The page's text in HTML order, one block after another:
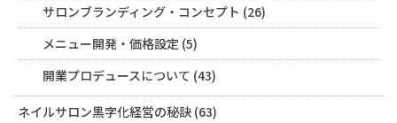
サロンブランディング・コンセプト (26)
メニュー開発・価格設定 (5)
開業プロデュースについて (43)
ネイルサロン黒字化経営の秘訣 (63)